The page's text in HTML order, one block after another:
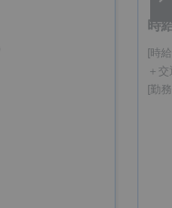
【
時
[時
＋
[勤
Next